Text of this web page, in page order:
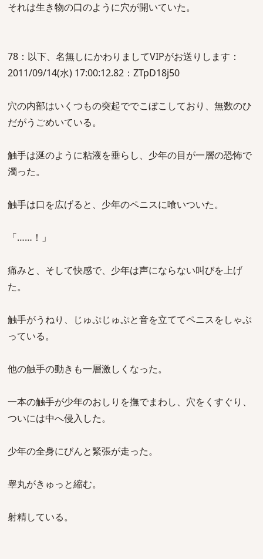
それは生き物の口のように穴が開いていた。
78：以下、名無しにかわりましてVIPがお送りします：
2011/09/14(水) 17:00:12.82：ZTpD18j50
穴の内部はいくつもの突起ででこぼこしており、無数のひ
だがうごめいている。
触手は涎のように粘液を垂らし、少年の目が一層の恐怖で
濁った。
触手は口を広げると、少年のペニスに喰いついた。
「……！」
痛みと、そして快感で、少年は声にならない叫びを上げ
た。
触手がうねり、じゅぷじゅぷと音を立ててペニスをしゃぶ
っている。
他の触手の動きも一層激しくなった。
一本の触手が少年のおしりを撫でまわし、穴をくすぐり、
ついには中へ侵入した。
少年の全身にびんと緊張が走った。
睾丸がきゅっと縮む。
射精している。